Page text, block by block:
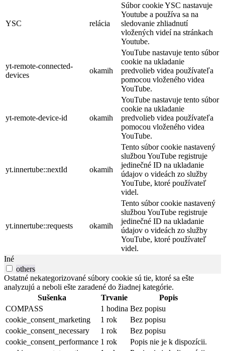
YSC relácia
Súbor cookie YSC nastavuje
Youtube a používa sa na
sledovanie zhliadnutí
vložených videí na stránkach
Youtube.
yt-remote-connected-
devices
okamih
YouTube nastavuje tento súbor
cookie na ukladanie
predvolieb videa používateľa
pomocou vloženého videa
YouTube.
yt-remote-device-id okamih
YouTube nastavuje tento súbor
cookie na ukladanie
predvolieb videa používateľa
pomocou vloženého videa
YouTube.
yt.innertube::nextId okamih
Tento súbor cookie nastavený
službou YouTube registruje
jedinečné ID na ukladanie
údajov o videách zo služby
YouTube, ktoré používateľ
videl.
yt.innertube::requests okamih
Tento súbor cookie nastavený
službou YouTube registruje
jedinečné ID na ukladanie
údajov o videách zo služby
YouTube, ktoré používateľ
videl.
Iné
others
Ostatné nekategorizované súbory cookie sú tie, ktoré sa ešte
analyzujú a neboli ešte zaradené do žiadnej kategórie.
Sušenka
Trvanie
Popis
COMPASS
1 hodina Bez popisu
cookie_consent_marketing
1 rok
Bez popisu
cookie_consent_necessary
1 rok
Bez popisu
cookie_consent_performance 1 rok
Popis nie je k dispozícii.